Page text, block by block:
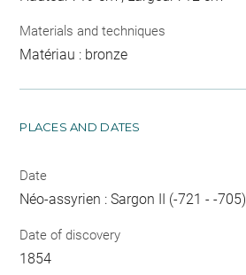
Materials and techniques
Matériau : bronze
PLACES AND DATES
Date
Néo-assyrien : Sargon II (-721 - -705)
Date of discovery
1854